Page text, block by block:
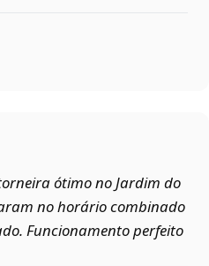
ótimo no Jardim do
no horário combinado
Funcionamento perfeito